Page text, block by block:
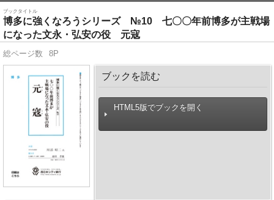
ブックタイトル
博多に強くなろうシリーズ №10 七〇〇年前博多が主戦場
になった文永・弘安の役 元寇
総ページ数 8P
ブックを読む
HTML5版でブックを開く